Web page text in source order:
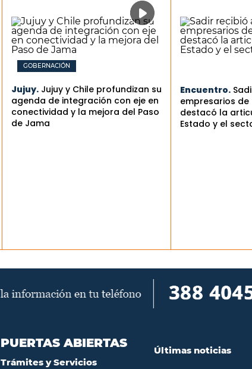
GOBERNACIÓN
Jujuy. Jujuy y Chile profundizan su
agenda de integración con eje en
conectividad y la mejora del Paso
de Jama
Encuentro.
empresarios
destacó la
Estado y el
PUERTAS ABIERTAS
Trámites y Servicios
Últimas noticias